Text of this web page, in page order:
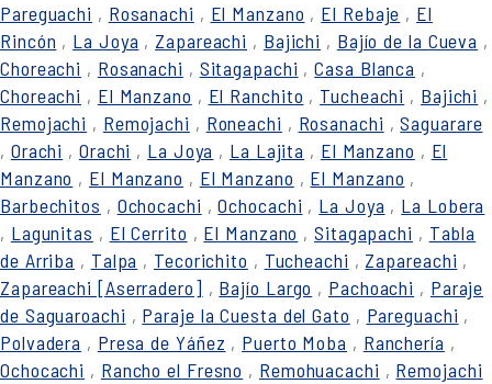
Pareguachi , Rosanachi , El Manzano , El Rebaje , El
Rincón , La Joya , Zapareachi , Bajichi , Bajío de la Cueva ,
Choreachi , Rosanachi , Sitagapachi ,Casa Blanca ,
Choreachi , El Manzano , El Ranchito , Tucheachi , Bajichi ,
Remojachi , Remojachi , Roneachi , Rosanachi ,Saguarare
, Orachi , Orachi , La Joya , La Lajita , El Manzano , El
Manzano , El Manzano , El Manzano , El Manzano ,
Barbechitos , Ochocachi ,Ochocachi , La Joya , La Lobera
, Lagunitas , El Cerrito , El Manzano ,Sitagapachi , Tabla
de Arriba , Talpa , Tecorichito , Tucheachi , Zapareachi ,
Zapareachi [Aserradero] , Bajío Largo , Pachoachi , Paraje
de Saguaroachi , Paraje la Cuesta del Gato , Pareguachi ,
Polvadera , Presa de Yáñez , Puerto Moba , Ranchería ,
Ochocachi , Rancho el Fresno , Remohuacachi , Remojachi